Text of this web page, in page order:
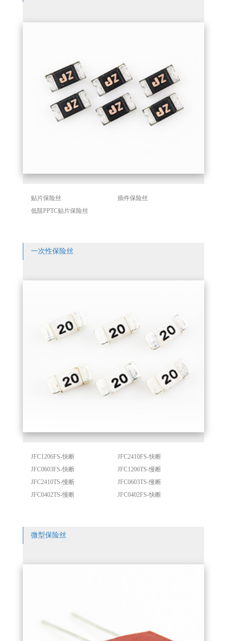
贴片保险丝
插件保险丝
低阻PPTC贴片保险丝
一次性保险丝
JFC1206FS-快断
JFC2410FS-快断
JFC0603FS-快断
JFC1206TS-慢断
JFC2410TS-慢断
JFC0603TS-慢断
JFC0402TS-慢断
JFC0402FS-快断
微型保险丝